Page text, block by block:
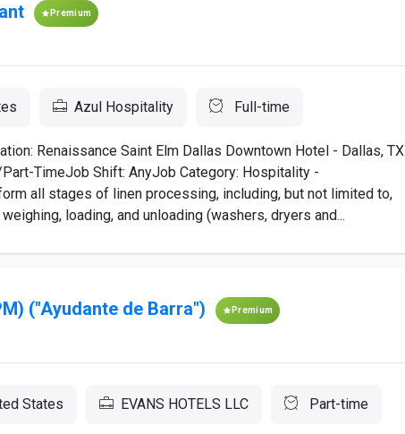
Premium
Azul Hospitality Full-time
Renaissance Saint Elm Dallas Downtown Hotel - Dallas, TX
TimeJob Shift: AnyJob Category: Hospitality -
all stages of linen processing, including, but not limited to,
loading, and unloading (washers, dryers and...
("Ayudante de Barra") Premium
States EVANS HOTELS LLC Part-time